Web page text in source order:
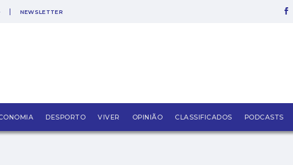
NEWSLETTER
DESPORTO VIVER OPINIÃO CLASSIFICADOS PODCASTS
e Mozart transfigurado em estreia